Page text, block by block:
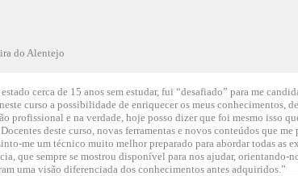
do Alentejo
cerca de 15 anos sem estudar, fui “desafiado” para me
curso a possibilidade de enriquecer os meus conhecimentos,
profissional e na verdade, hoje posso dizer que foi mesmo isso
deste curso, novas ferramentas e novos conteúdos que
me um técnico muito melhor preparado para abordar todas as
que sempre se mostrou disponível para nos ajudar, orientando-
uma visão diferenciada dos conhecimentos antes adquiridos.”